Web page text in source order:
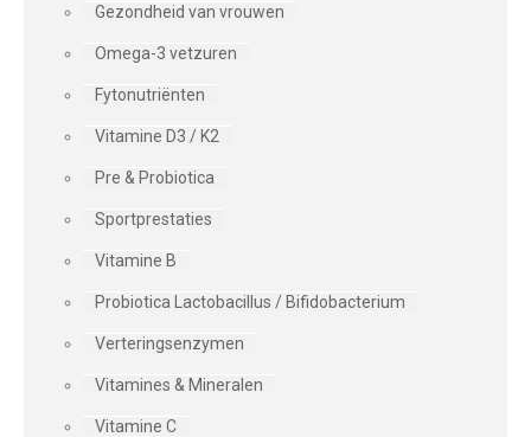
Gezondheid van vrouwen
Omega-3 vetzuren
Fytonutriënten
Vitamine D3 / K2
Pre & Probiotica
Sportprestaties
Vitamine B
Probiotica Lactobacillus / Bifidobacterium
Verteringsenzymen
Vitamines & Mineralen
Vitamine C